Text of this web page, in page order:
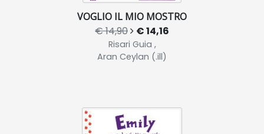
VOGLIO IL MIO MOSTRO
€ 14,90 € 14,16
Risari Guia ,
Aran Ceylan (.ill)